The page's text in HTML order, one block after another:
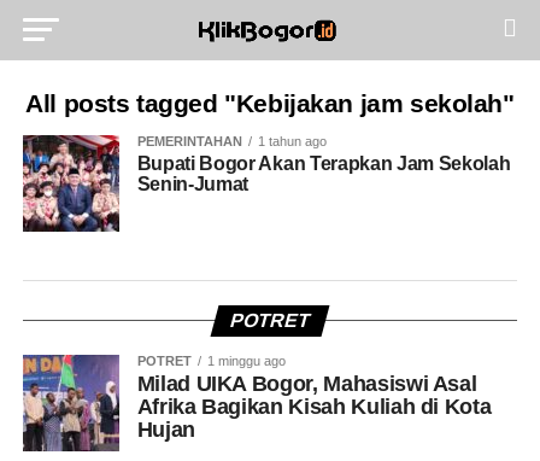
All posts tagged "Kebijakan jam sekolah"
PEMERINTAHAN 1 tahun ago
Bupati Bogor Akan Terapkan Jam Sekolah
Senin-Jumat
POTRET
POTRET 1 minggu ago
Milad UIKA Bogor, Mahasiswi Asal
Afrika Bagikan Kisah Kuliah di Kota
Hujan